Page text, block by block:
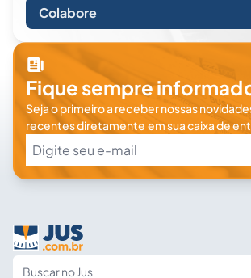
Colabore
Fique sempre
Seja o primeiro a receber nossas
recentes diretamente em sua caixa de